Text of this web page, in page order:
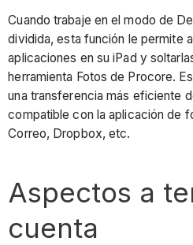
Cuando trabaje en el modo de
dividida, esta función le permite
aplicaciones en su iPad y
herramienta Fotos de Procore.
una transferencia más eficiente
compatible con la aplicación de
Correo, Dropbox, etc.
Aspectos a
cuenta